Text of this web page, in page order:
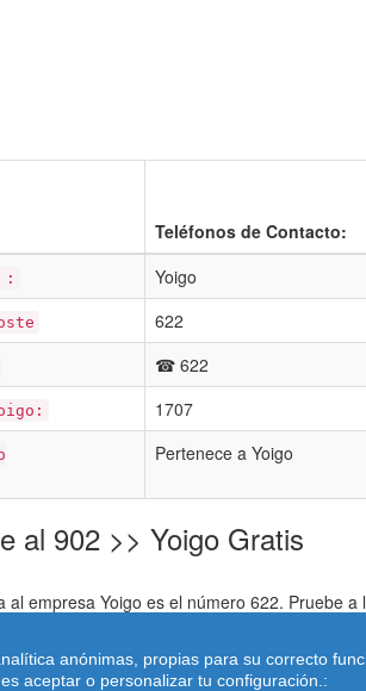
Teléfonos de Contacto:
: Yoigo
622
☎ 622
1707
Pertenece a Yoigo
al 902 >> Yoigo Gratis
al empresa Yoigo es el número 622. Pruebe
contacto abajo.
anónimas, propias para su correcto
aceptar o personalizar tu configuración.: